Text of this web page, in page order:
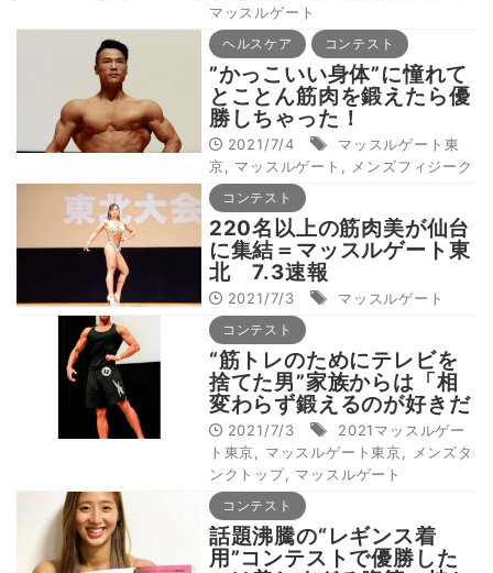
マッスルゲート
ヘルスケア コンテスト
”かっこいい身体”に憧れて
とことん筋肉を鍛えたら優
勝しちゃった！
2021/7/4
マッスルゲート東
京
マッスルゲート メンズフィジーク
コンテスト
220名以上の筋肉美が仙台
に集結＝マッスルゲート東
北 7.3速報
2021/7/3 マッスルゲート
コンテスト
“筋トレのためにテレビを
捨てた男”家族からは「相
変わらず鍛えるのが好きだ
な」2021/7/3
2021マッスルゲー
ト東京
マッスルゲート東京
メンズタ
ンクトップ, マッスルゲート
コンテスト
話題沸騰の“レギンス着
用”コンテストで優勝した